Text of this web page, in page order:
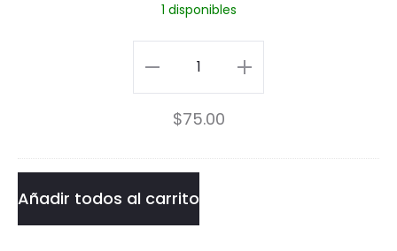
n
o
a
l
c
i
1 disponibles
Perrito
Salchicha
cantidad
$75.00
Añadir todos al carrito